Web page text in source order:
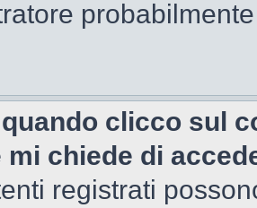
clicco sul
mi chiede di
registrati